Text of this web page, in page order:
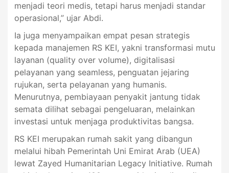
menjadi teori medis, tetapi harus menjadi standar
operasional,” ujar Abdi.
Ia juga menyampaikan empat pesan strategis
kepada manajemen RS KEI, yakni transformasi mutu
layanan (quality over volume), digitalisasi
pelayanan yang seamless, penguatan jejaring
rujukan, serta pelayanan yang humanis.
Menurutnya, pembiayaan penyakit jantung tidak
semata dilihat sebagai pengeluaran, melainkan
investasi untuk menjaga produktivitas bangsa.
RS KEI merupakan rumah sakit yang dibangun
melalui hibah Pemerintah Uni Emirat Arab (UEA)
lewat Zayed Humanitarian Legacy Initiative. Rumah